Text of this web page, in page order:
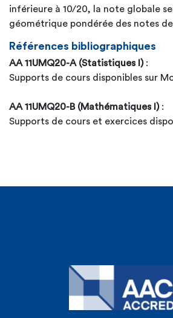
inférieure à 10/20, la note globale
géométrique pondérée des notes
Références bibliographiques
AA 11UMQ20-A (Statistiques I):
Supports de cours disponibles sur
AA 11UMQ20-B (Mathématiques I):
Supports de cours et exercices